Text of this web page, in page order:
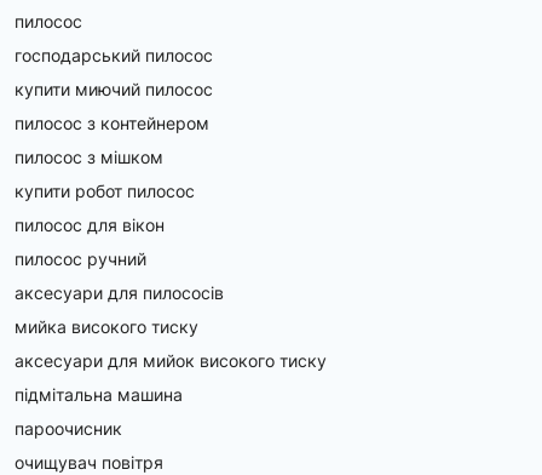
пилосос
господарський пилосос
купити миючий пилосос
пилосос з контейнером
пилосос з мішком
купити робот пилосос
пилосос для вікон
пилосос ручний
аксесуари для пилососів
мийка високого тиску
аксесуари для мийок високого тиску
підмітальна машина
пароочисник
очищувач повітря